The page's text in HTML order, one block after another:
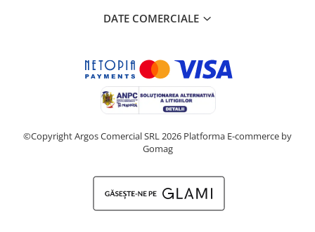
DATE COMERCIALE
©Copyright Argos Comercial SRL 2026 Platforma E-commerce by
Gomag